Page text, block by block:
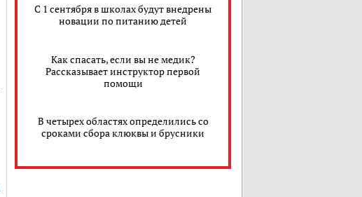
С 1 сентября в школах будут внедрены
новации по питанию детей
Как спасать, если вы не медик?
Рассказывает инструктор первой
помощи
В четырех областях определились со
сроками сбора клюквы и брусники